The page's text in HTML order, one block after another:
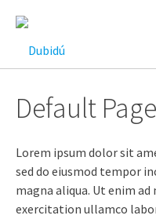
contenido
Default Page
Lorem ipsum dolor sit
sed do eiusmod tempor
magna aliqua. Ut enim
exercitation ullamco